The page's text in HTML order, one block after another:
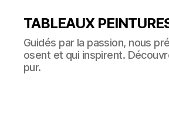
TABLEAUX
Guidés par la passion, nous
osent et qui inspirent.
pur.